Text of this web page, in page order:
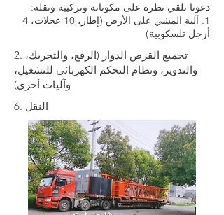
دعونا نلقي نظرة على مكوناته وتركيبه ونقله:
1. آلية المشي على الأرض (إطار، 10 عجلات، 4
أرجل تلسكوبية)
2. تجميع القرص الدوار (الرفع، والتحريك،
والتدوير، ونظام التحكم الكهربائي للتشغيل،
وآليات أخرى)
6. النقل